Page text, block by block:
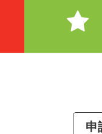
申